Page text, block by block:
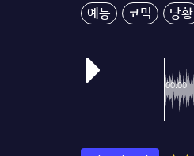
예능 코믹 당황